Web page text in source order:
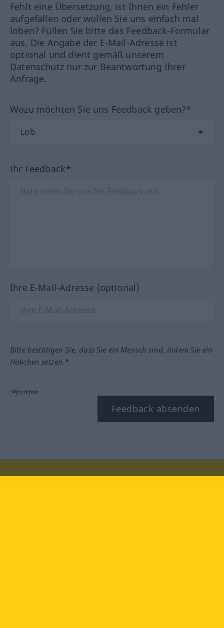
Fehlt eine Übersetzung, ist Ihnen ein Fehler
aufgefallen oder wollen Sie uns einfach mal
loben? Füllen Sie bitte das Feedback-Formular
aus. Die Angabe der E-Mail-Adresse ist
optional und dient gemäß unserem
Datenschutz nur zur Beantwortung Ihrer
Anfrage.
Wozu möchten Sie uns Feedback geben?*
Ihr Feedback*
Ihre E-Mail-Adresse (optional)
Bitte bestätigen Sie, dass Sie ein Mensch sind, indem Sie ein
Häkchen setzen.*
*Pflichtfeld
Feedback absenden